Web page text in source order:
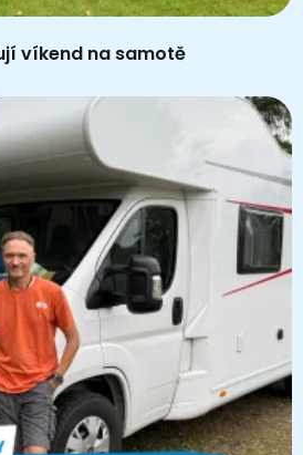
víkend na samotě